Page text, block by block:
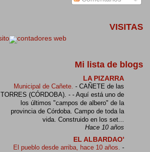
VISITAS
Mi lista de blogs
LA PIZARRA
Municipal de Cañete.-CAÑETE de las
TORRES (CÓRDOBA). - - Aquí está uno de
los últimos "campos de albero" de la
provincia de Córdoba. Campo de toda la
vida. Construido en los set...
Hace 10 años
EL ALBARDAO'
El pueblo desde arriba, hace 10 años.-